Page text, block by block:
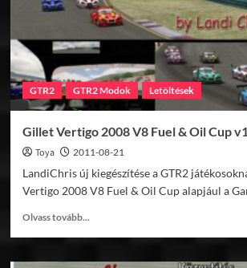
GTR2 GTR2 Modok Letöltések
Gillet Vertigo 2008 V8 Fuel & Oil Cup
Toya 2011-08-21
LandiChris új kiegészítése a GTR2
Vertigo 2008 V8 Fuel & Oil Cup alapjául a
Olvass tovább...
Gillet